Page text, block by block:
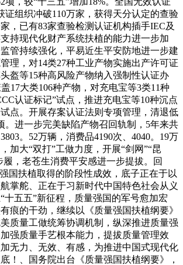
证组织冲破110万家，获得天分认定的查验
，已有83家查验检测认证机构插手IEC及
持现代化财产系统扶植的能力进一步加
管持续强化，平易近生平安防地进一步建
理，对14类27种工业产物实施出产许可证
盔等15种高风险产物纳入强制性认证办
17大类106种产物，对充电宝等3类11种
认证标记”试点，推进充电宝等10种沉点
点。开展存案认证法则专项管理，清退低
。进一步完美缺陷产物召回轨制，5年来共
。52万辆，消费品4190次、4040。19万
加大“双打”工做力度，开展“剑网”“昆
履，老苍生消费平安感进一步提拔。回
国扶植取得的阶段性成效，底子正在于以
掌舵、正在于习新时代中国特色社会从义
十五五”新征程，质量强国的军号愈加宏
痕的干劲，继续以《质量强国扶植纲要》
质量工做统筹协调机制，纵深推进质量强
强质量手艺根本能力，提拔质量管理效
无力、无效、有感，为推进中国式现代化
！、国务院出台《质量强国扶植纲要》，